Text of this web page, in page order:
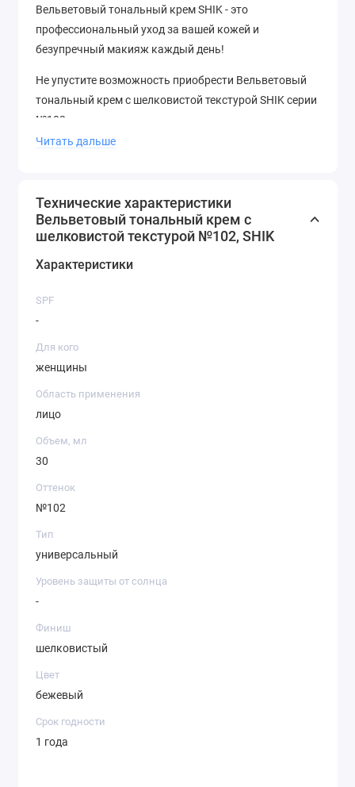
Вельветовый тональный крем SHIK - это
профессиональный уход за вашей кожей и
безупречный макияж каждый день!
Не упустите возможность приобрести Вельветовый
тональный крем с шелковистой текстурой SHIK серии
№102 .
Читать дальше
Технические характеристики
Вельветовый тональный крем с
шелковистой текстурой №102, SHIK
Характеристики
SPF
-
Для кого
женщины
Область применения
лицо
Объем, мл
30
Оттенок
№102
Тип
универсальный
Уровень защиты от солнца
-
Финиш
шелковистый
Цвет
бежевый
Срок годности
1 года